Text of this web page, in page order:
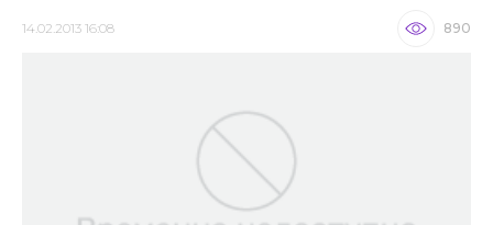
14.02.2013 16:08 890